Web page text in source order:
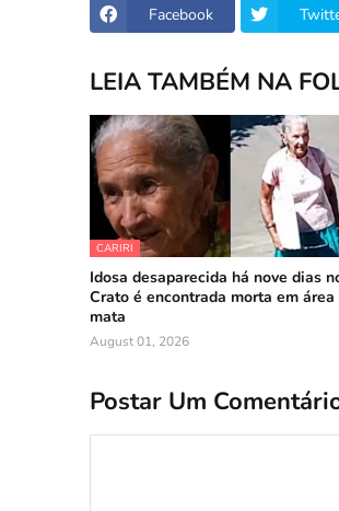
Facebook
LEIA TAMBÉM NA
CARIRI
Idosa desaparecida há nove dias
Crato é encontrada morta em área
mata
August 01, 2026
Postar Um